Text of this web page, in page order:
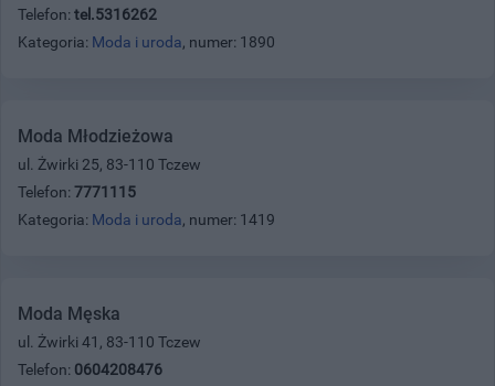
Telefon: tel.5316262
Kategoria: Moda i uroda, numer: 1890
Moda Młodzieżowa
ul. Żwirki 25, 83-110 Tczew
Telefon: 7771115
Kategoria: Moda i uroda, numer: 1419
Moda Męska
ul. Żwirki 41, 83-110 Tczew
Telefon: 0604208476